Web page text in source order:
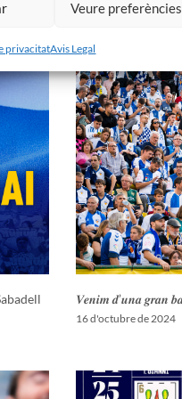
Veure preferències
privacitatAvis Legal
nou entrenador del
𝑽𝒆𝒏𝒊𝒎 𝒅’𝒖𝒏𝒂 𝒈𝒓𝒂𝒏
16 d'octubre de 2024